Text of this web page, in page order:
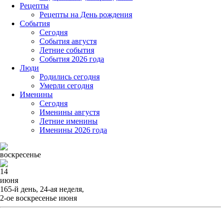
Рецепты
Рецепты на День рождения
События
Cегодня
События августя
Летние события
События 2026 года
Люди
Родились сегодня
Умерли сегодня
Именины
Cегодня
Именины августя
Летние именины
Именины 2026 года
воскресенье
14
июня
165-й день, 24-ая неделя,
2-ое воскресенье июня